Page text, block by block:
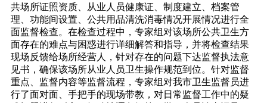
共场所证照资质、从业人员健康证、制度建立、档案管
理、功能间设置、公共用品清洗消毒情况开展情况进行全
面监督检查。在检查过程中，专家组对该场所公共卫生方
面存在的难点与困惑进行详细解答和指导，并将检查结果
现场反馈给场所经营人，针对存在的问题下达监督执法意
见书，确保该场所从业人员卫生操作规范到位。针对监督
重点、监督内容等监督流程，专家组对我市卫生监督员进
行了面对面、手把手的现场带教，对日常监督工作中的疑